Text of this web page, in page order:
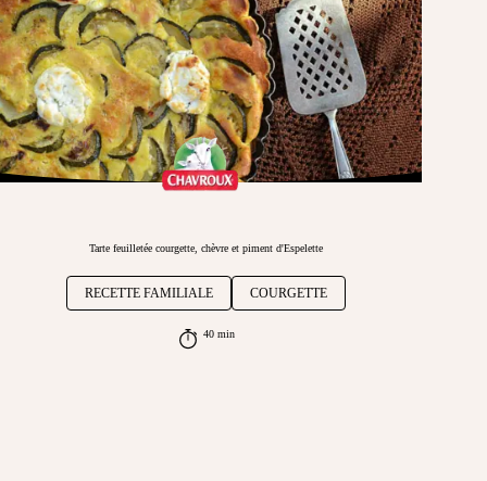
Tarte feuilletée courgette, chèvre et piment d'Espelette
RECETTE FAMILIALE COURGETTE
40 min